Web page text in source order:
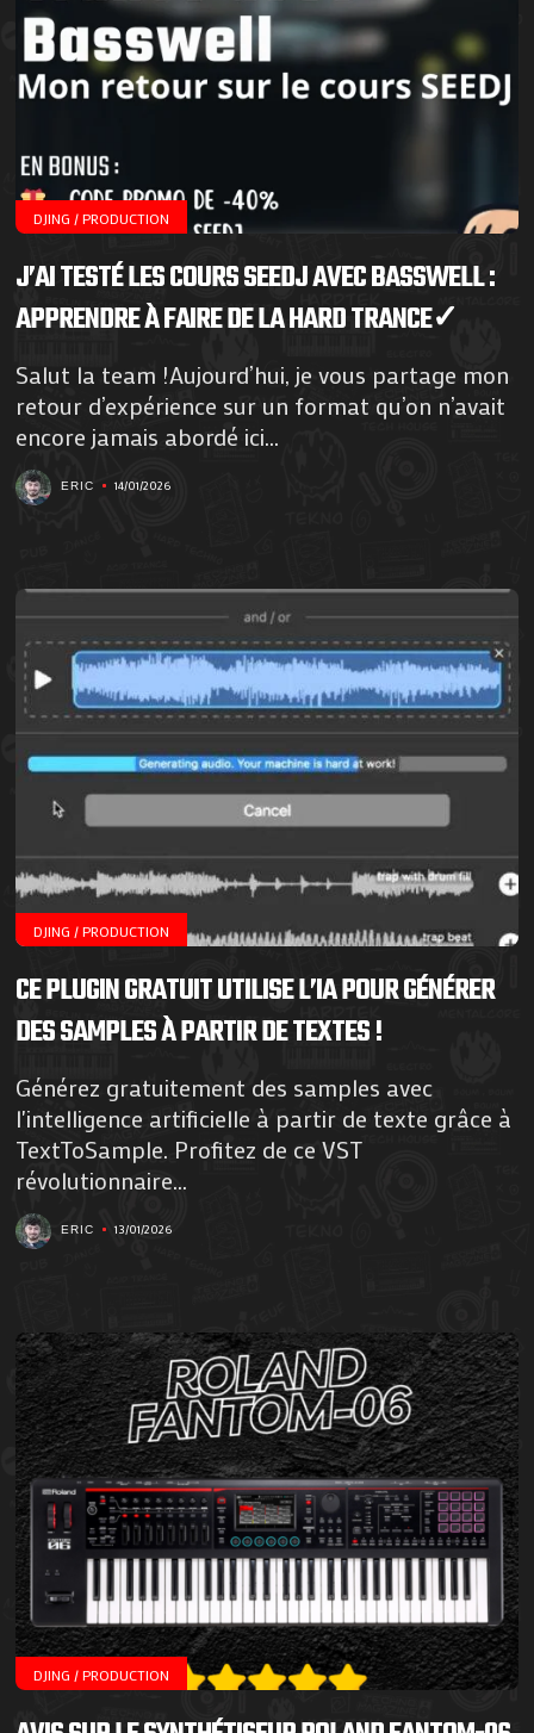
DJING / PRODUCTION
J’AI TESTÉ LES COURS SEEDJ AVEC BASSWELL :
APPRENDRE À FAIRE DE LA HARD TRANCE✓
Salut la team !Aujourd’hui, je vous partage mon
retour d’expérience sur un format qu’on n’avait
encore jamais abordé ici...
ERIC 14/01/2026
DJING / PRODUCTION
CE PLUGIN GRATUIT UTILISE L’IA POUR GÉNÉRER
DES SAMPLES À PARTIR DE TEXTES !
Générez gratuitement des samples avec
l'intelligence artificielle à partir de texte grâce à
TextToSample. Profitez de ce VST
révolutionnaire...
ERIC 13/01/2026
DJING / PRODUCTION